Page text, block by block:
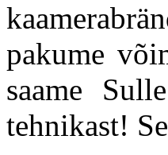
pakume
saame
tehnikast!